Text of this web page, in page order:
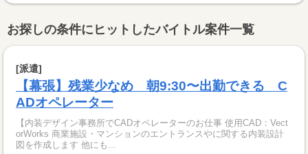
お探しの条件にヒットしたバイトル案件一覧
[派遣]
【幕張】残業少なめ 朝9:30〜出勤できる C
ADオペレーター
【内装デザイン事務所でCADオペレーターのお仕事 使用CAD：Vect
orWorks 商業施設・マンションのエントランスやに関する内装設計
図を作成します 他にも...